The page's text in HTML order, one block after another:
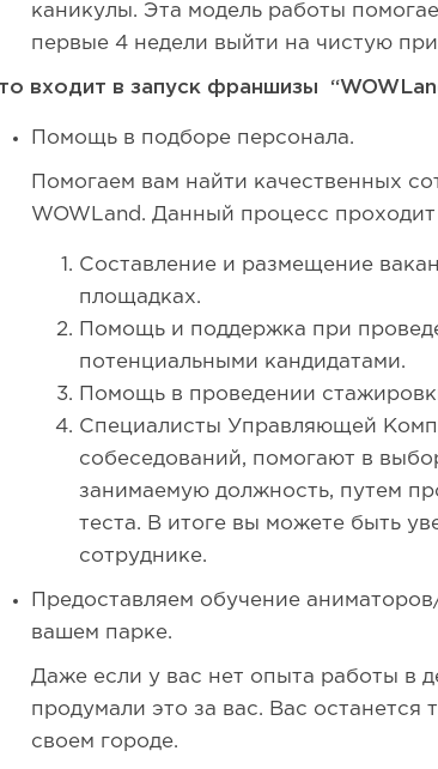
каникулы. Эта модель работы
первые 4 недели выйти на чистую
входит в запуск франшизы
Помощь в подборе персонала.
Помогаем вам найти качественных
WOWLand. Данный процесс проходит
Составление и размещение
площадках.
Помощь и поддержка при
потенциальными кандидатами.
Помощь в проведении
Специалисты Управляющей
собеседований, помогают в
занимаемую должность, путем
теста. В итоге вы можете быть
сотруднике.
Предоставляем обучение
вашем парке.
Даже если у вас нет опыта работы в
продумали это за вас. Вас останется
своем городе.